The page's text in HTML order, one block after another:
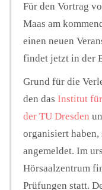
Für den Vortrag
Maas am
einen neuen
findet jetzt in der
Grund für die
den das Institut
der TU Dresden
organisiert haben,
angemeldet. Im
Hörsaalzentrum
Prüfungen statt.